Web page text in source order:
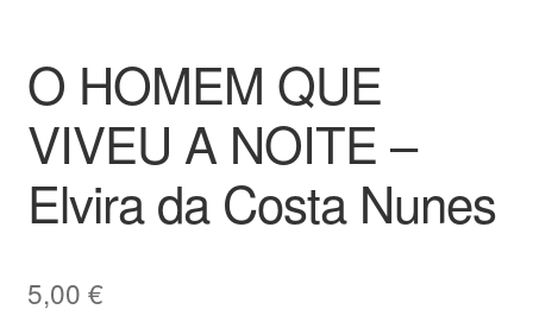
O HOMEM QUE
VIVEU A NOITE –
Elvira da Costa Nunes
5,00 €